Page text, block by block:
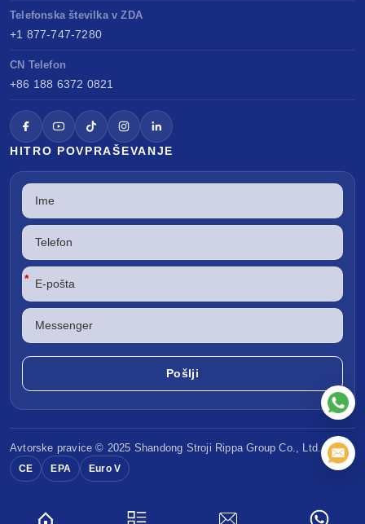
Telefonska številka v ZDA
+1 877-747-7280
CN Telefon
+86 188 6372 0821
HITRO POVPRAŠEVANJE
*
Avtorske pravice © 2025 Shandong Stroji RippaGroup Co., Ltd.
CE EPA Euro V